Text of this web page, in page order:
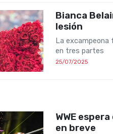
Bianca
lesión
La excampeona
en tres partes
25/07/2025
WWE
en breve